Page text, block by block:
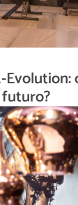
Evolution: